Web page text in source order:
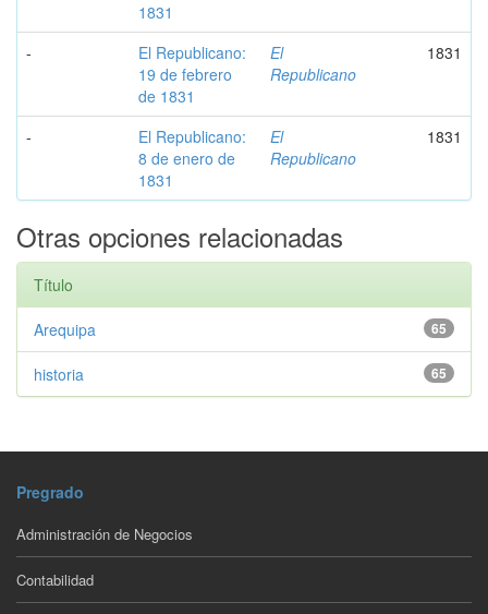
1831
-
El Republicano:
19 de febrero
de 1831
El
Republicano
1831
-
El Republicano:
8 de enero de
1831
El
Republicano
1831
Otras opciones relacionadas
Título
65
Arequipa
65
historia
Pregrado
Administración de Negocios
Contabilidad